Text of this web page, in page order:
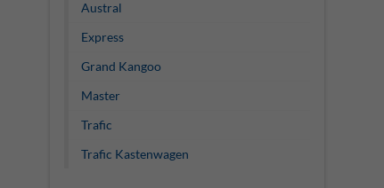
Austral
Express
Grand Kangoo
Master
Trafic
Trafic Kastenwagen